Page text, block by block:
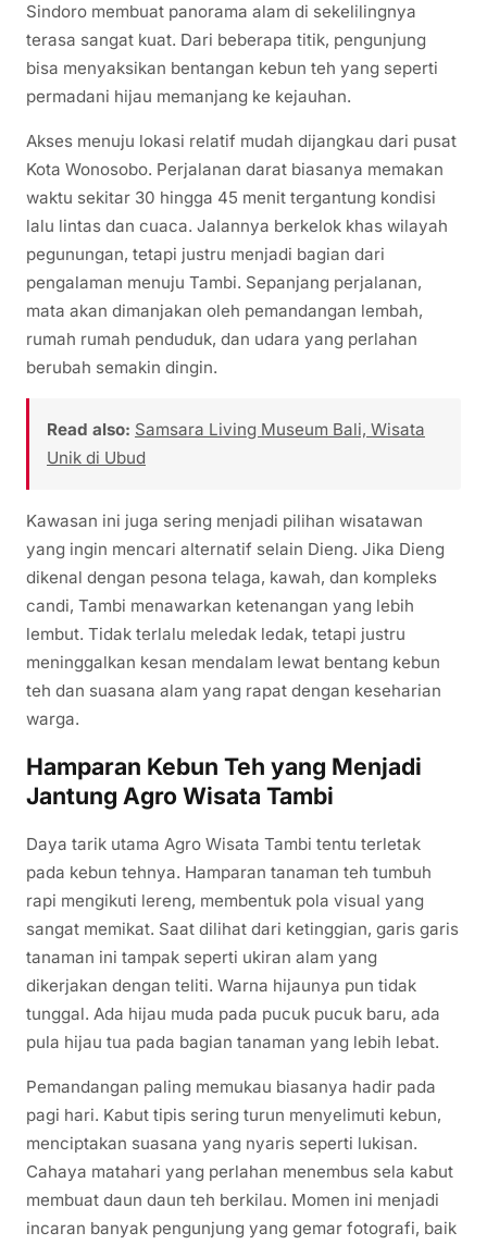
Sindoro membuat panorama alam di sekelilingnya
terasa sangat kuat. Dari beberapa titik, pengunjung
bisa menyaksikan bentangan kebun teh yang seperti
permadani hijau memanjang ke kejauhan.
Akses menuju lokasi relatif mudah dijangkau dari pusat
Kota Wonosobo. Perjalanan darat biasanya memakan
waktu sekitar 30 hingga 45 menit tergantung kondisi
lalu lintas dan cuaca. Jalannya berkelok khas wilayah
pegunungan, tetapi justru menjadi bagian dari
pengalaman menuju Tambi. Sepanjang perjalanan,
mata akan dimanjakan oleh pemandangan lembah,
rumah rumah penduduk, dan udara yang perlahan
berubah semakin dingin.
Read also: Samsara Living Museum Bali, Wisata
Unik di Ubud
Kawasan ini juga sering menjadi pilihan wisatawan
yang ingin mencari alternatif selain Dieng. Jika Dieng
dikenal dengan pesona telaga, kawah, dan kompleks
candi, Tambi menawarkan ketenangan yang lebih
lembut. Tidak terlalu meledak ledak, tetapi justru
meninggalkan kesan mendalam lewat bentang kebun
teh dan suasana alam yang rapat dengan keseharian
warga.
Hamparan Kebun Teh yang Menjadi
Jantung Agro Wisata Tambi
Daya tarik utama Agro Wisata Tambi tentu terletak
pada kebun tehnya. Hamparan tanaman teh tumbuh
rapi mengikuti lereng, membentuk pola visual yang
sangat memikat. Saat dilihat dari ketinggian, garis garis
tanaman ini tampak seperti ukiran alam yang
dikerjakan dengan teliti. Warna hijaunya pun tidak
tunggal. Ada hijau muda pada pucuk pucuk baru, ada
pula hijau tua pada bagian tanaman yang lebih lebat.
Pemandangan paling memukau biasanya hadir pada
pagi hari. Kabut tipis sering turun menyelimuti kebun,
menciptakan suasana yang nyaris seperti lukisan.
Cahaya matahari yang perlahan menembus sela kabut
membuat daun daun teh berkilau. Momen ini menjadi
incaran banyak pengunjung yang gemar fotografi, baik